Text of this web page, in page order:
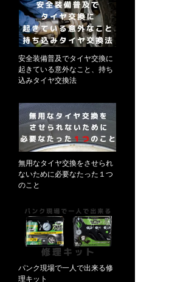
安全装備普及でタイヤ交換に
起きている意外なこと、持ち
込みタイヤ交換法
無用なタイヤ交換をさせられ
ないために必要なたった１つ
のこと
パンク現場で一人で出来る修
理キット